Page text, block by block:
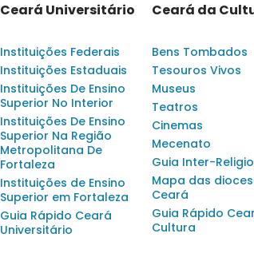
Ceará Universitário
Instituições Federais
Instituições Estaduais
Instituições De Ensino
Superior No Interior
Instituições De Ensino
Superior Na Região
Metropolitana De
Fortaleza
Instituições de Ensino
Superior em Fortaleza
Guia Rápido Ceará
Universitário
Ceará da
Bens Tombados
Tesouros Vivos
Museus
Teatros
Cinemas
Mecenato
Guia Inter-
Mapa das
Ceará
Guia Rápido
Cultura